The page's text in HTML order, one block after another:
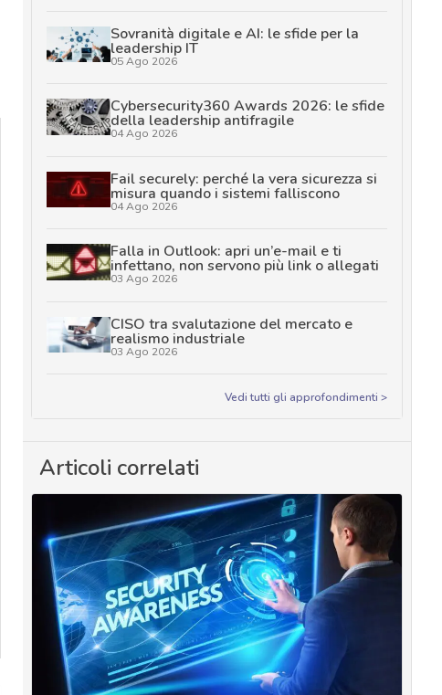
Sovranità digitale e AI: le sfide per la
leadership IT
05 Ago 2026
Cybersecurity360 Awards 2026: le sfide
della leadership antifragile
04 Ago 2026
Fail securely: perché la vera sicurezza si
misura quando i sistemi falliscono
04 Ago 2026
Falla in Outlook: apri un’e-mail e ti
infettano, non servono più link o allegati
03 Ago 2026
CISO tra svalutazione del mercato e
realismo industriale
03 Ago 2026
Vedi tutti gli approfondimenti >
Articoli correlati